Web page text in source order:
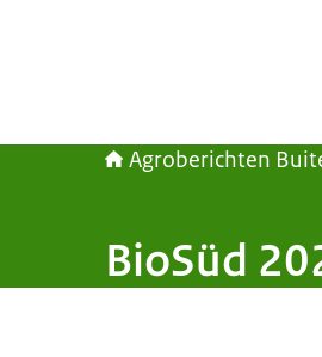
Agroberichten
BioSüd